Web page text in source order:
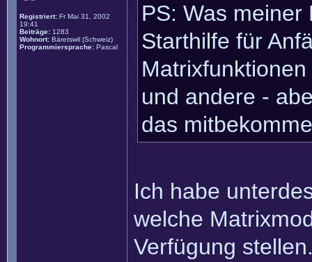
Registriert: Fr Mai 31, 2002
19:41
Beiträge: 1283
Wohnort: Bäretswil (Schweiz)
Programmiersprache: Pascal
PS: Was
Starthilfe für
und andere -
das
Ich habe
welche
Verfügung